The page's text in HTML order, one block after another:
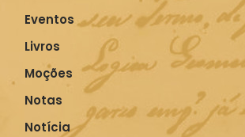
Eventos
Livros
Moções
Notas
Notícia